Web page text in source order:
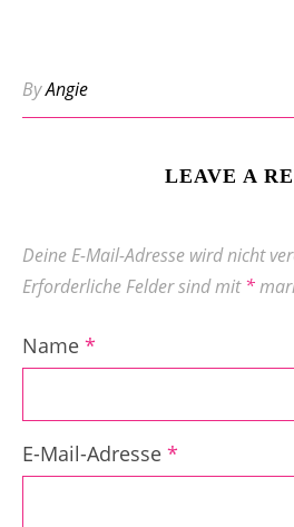
ByAngie
LEAVE A
Deine E-Mail-Adresse wird nicht
Erforderliche Felder sind mit*
Name *
E-Mail-Adresse *